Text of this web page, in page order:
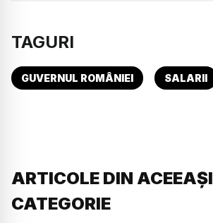
TAGURI
GUVERNUL ROMÂNIEI SALARII
ARTICOLE DIN ACEEAȘI
CATEGORIE